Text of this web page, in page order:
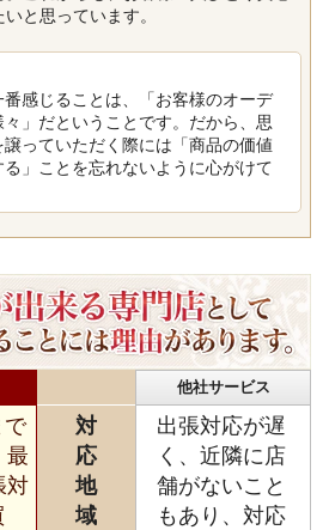
と思っています。
感じることは、「お客様のオーデ
」だということです。だから、思
っていただく際には「商品の価値
」ことを忘れないように心がけて
他社サービス
で
最
対
対
応
地
域
出張対応が遅
く、近隣に店
舗がないこと
もあり、対応